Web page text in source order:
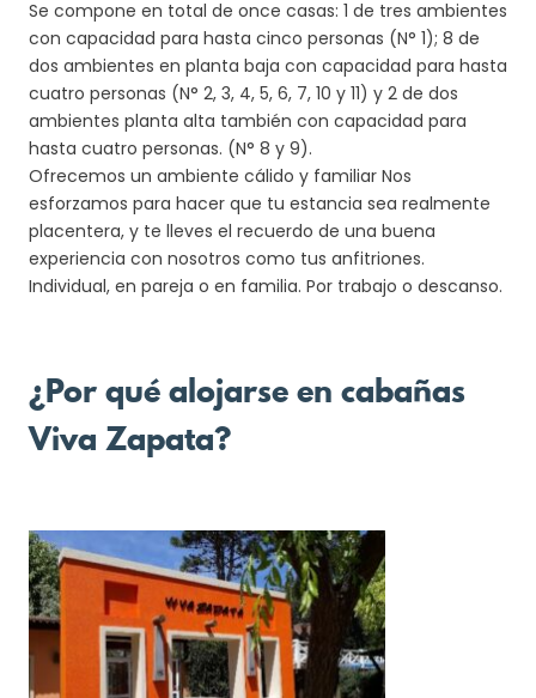
Se compone en total de once casas: 1 de tres ambientes
con capacidad para hasta cinco personas (N° 1); 8 de
dos ambientes en planta baja con capacidad para hasta
cuatro personas (N° 2, 3, 4, 5, 6, 7, 10 y 11) y 2 de dos
ambientes planta alta también con capacidad para
hasta cuatro personas. (N° 8 y 9).
Ofrecemos un ambiente cálido y familiar Nos
esforzamos para hacer que tu estancia sea realmente
placentera, y te lleves el recuerdo de una buena
experiencia con nosotros como tus anfitriones.
Individual, en pareja o en familia. Por trabajo o descanso.
¿Por qué alojarse en cabañas
Viva Zapata?